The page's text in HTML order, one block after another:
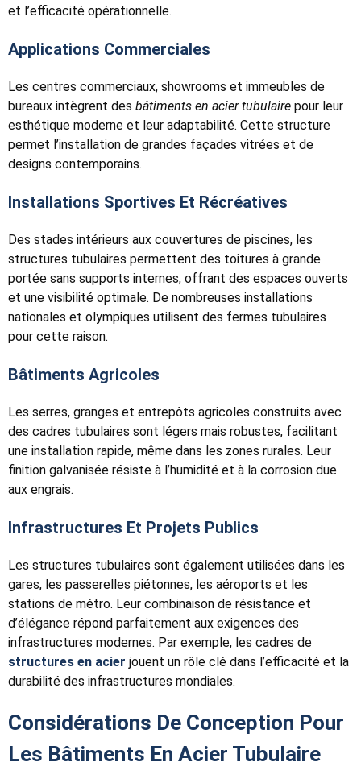
et l’efficacité opérationnelle.
Applications Commerciales
Les centres commerciaux, showrooms et immeubles de
bureaux intègrent des bâtiments en acier tubulaire pour leur
esthétique moderne et leur adaptabilité. Cette structure
permet l’installation de grandes façades vitrées et de
designs contemporains.
Installations Sportives Et Récréatives
Des stades intérieurs aux couvertures de piscines, les
structures tubulaires permettent des toitures à grande
portée sans supports internes, offrant des espaces ouverts
et une visibilité optimale. De nombreuses installations
nationales et olympiques utilisent des fermes tubulaires
pour cette raison.
Bâtiments Agricoles
Les serres, granges et entrepôts agricoles construits avec
des cadres tubulaires sont légers mais robustes, facilitant
une installation rapide, même dans les zones rurales. Leur
finition galvanisée résiste à l’humidité et à la corrosion due
aux engrais.
Infrastructures Et Projets Publics
Les structures tubulaires sont également utilisées dans les
gares, les passerelles piétonnes, les aéroports et les
stations de métro. Leur combinaison de résistance et
d’élégance répond parfaitement aux exigences des
infrastructures modernes. Par exemple, les cadres de
structures en acier jouent un rôle clé dans l’efficacité et la
durabilité des infrastructures mondiales.
Considérations De Conception Pour
Les Bâtiments En Acier Tubulaire